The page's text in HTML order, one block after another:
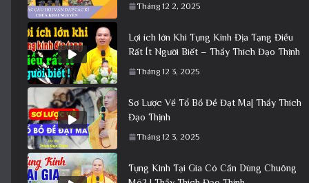
Tháng 12 2, 2025
Lợi ích lớn Khi Tụng Kinh Địa Tạng Điều
Rất Ít Người Biết – Thầy Thích Đạo Thịnh
Tháng 12 3, 2025
Sơ Lược Về Tổ Bồ Đề Đạt Ma| Thầy Thích
Đạo Thịnh
Tháng 12 3, 2025
Tụng Kinh Tại Gia Có Cần Dùng Chuông